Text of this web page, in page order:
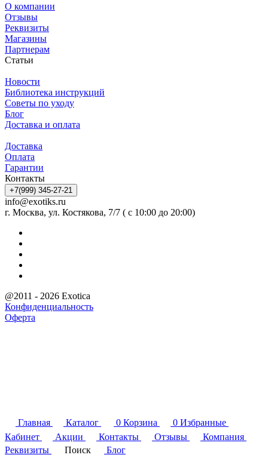
О компании
Отзывы
Реквизиты
Магазины
Партнерам
Статьи
Новости
Библиотека инструкций
Советы по уходу
Блог
Доставка и оплата
Доставка
Оплата
Гарантии
Контакты
+7(999) 345-27-21
info@exotiks.ru
г. Москва, ул. Костякова, 7/7 ( с 10:00 до 20:00)
@2011 - 2026 Exotica
Конфиденциальность
Оферта
Главная Каталог 0 Корзина 0 Избранные
Кабинет
Акции Контакты Отзывы
Компания
Реквизиты
Поиск Блог